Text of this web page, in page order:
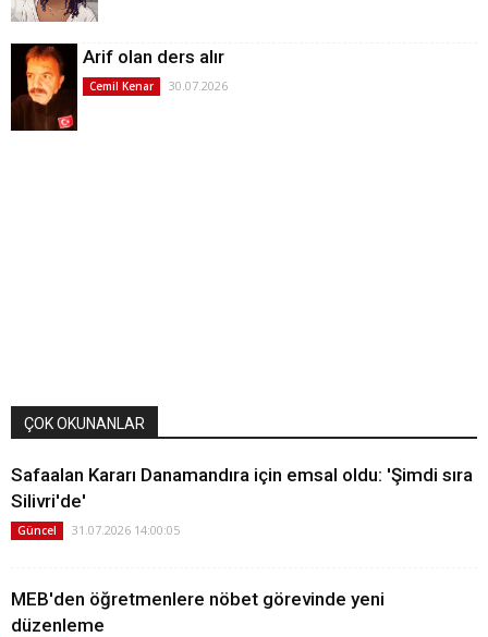
Arif olan ders alır
Cemil Kenar 30.07.2026
ÇOK OKUNANLAR
Safaalan Kararı Danamandıra için emsal oldu: 'Şimdi sıra
Silivri'de'
Güncel 31.07.2026 14:00:05
MEB'den öğretmenlere nöbet görevinde yeni
düzenleme